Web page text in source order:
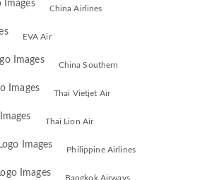
China Airlines
EVA Air
China Southern
Thai Vietjet Air
Thai Lion Air
Philippine Airlines
Bangkok Airways